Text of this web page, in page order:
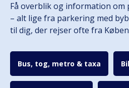
Få overblik og information
– alt lige fra parkering med
til dig, der rejser ofte fra
Bus, tog, metro & taxa